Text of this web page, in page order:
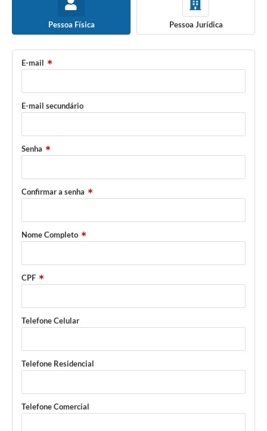
Pessoa Física Pessoa Jurídica
E-mail
E-mail secundário
Senha
Confirmar a senha
Nome Completo
CPF
Telefone Celular
Telefone Residencial
Telefone Comercial